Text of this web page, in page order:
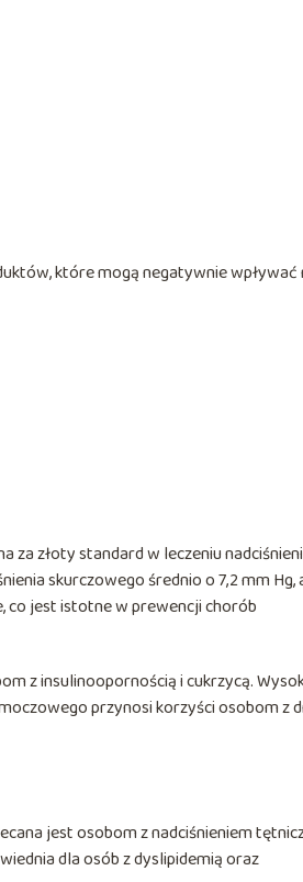
które mogą negatywnie wpływać
za złoty standard w leczeniu
skurczowego średnio o 7,2 mm Hg,
co jest istotne w prewencji chorób
z insulinoopornością i cukrzycą.
przynosi korzyści osobom z
jest osobom z nadciśnieniem
dla osób z dyslipidemią oraz